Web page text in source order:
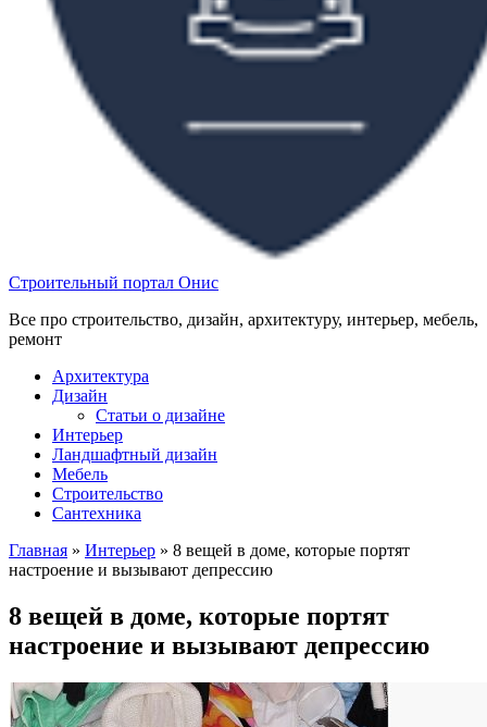
Строительный портал Онис
Все про строительство, дизайн, архитектуру, интерьер, мебель,
ремонт
Архитектура
Дизайн
Статьи о дизайне
Интерьер
Ландшафтный дизайн
Мебель
Строительство
Сантехника
Главная » Интерьер » 8 вещей в доме, которые портят
настроение и вызывают депрессию
8 вещей в доме, которые портят
настроение и вызывают депрессию